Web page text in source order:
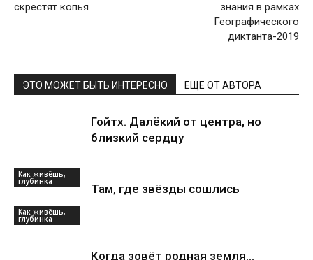
скрестят копья
знания в рамках
Географического
диктанта-2019
ЭТО МОЖЕТ БЫТЬ ИНТЕРЕСНО ЕЩЕ ОТ АВТОРА
Как живёшь,
глубинка
Гойтх. Далёкий от центра, но
близкий сердцу
Как живёшь,
глубинка
Там, где звёзды сошлись
Когда зовёт родная земля…